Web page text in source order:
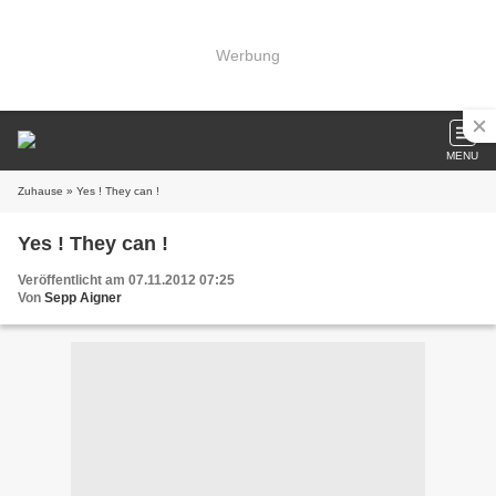
Werbung
MENU
Zuhause » Yes ! They can !
Yes ! They can !
Veröffentlicht am 07.11.2012 07:25
Von Sepp Aigner